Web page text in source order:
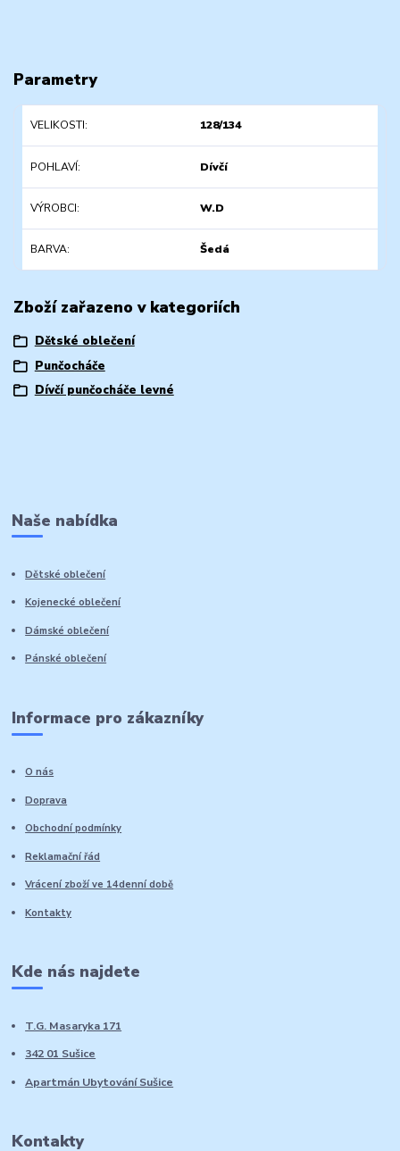
Parametry
VELIKOSTI 128/134
POHLAVÍ Dívčí
VÝROBCI W.D
BARVA Šedá
Zboží zařazeno v kategoriích
Dětské oblečení
Punčocháče
Dívčí punčocháče levné
Naše nabídka
Dětské oblečení
Kojenecké oblečení
Dámské oblečení
Pánské oblečení
Informace pro zákazníky
O nás
Doprava
Obchodní podmínky
Reklamační řád
Vrácení zboží ve 14denní době
Kontakty
Kde nás najdete
T.G. Masaryka 171
342 01 Sušice
Apartmán Ubytování Sušice
Kontakty